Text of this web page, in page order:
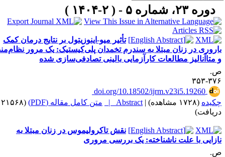
دوره ۲۳، شماره ۵ - ( ۲-۱۴۰۴ )
تأثیر میو-اینوزیتول بر نتایج درمان کمک
در زنان مبتلا به سندرم تخمدان پلی‌کیستیک: یک مرور نظام‌مند
متاآنالیز مطالعات کارآزمایی بالینی تصادفی‌سازی شده
۳۵۳
‎ doi.org/10.18502/ijrm.v23i5.19260
(۱۷۲۸ مشاهده) |
Abstract | متن کامل مقاله (PDF)
(۲۱۵۶۸
نقش تاکرولیموس در زنان مبتلا به
با علت ناشناخته: یک بررسی مروری